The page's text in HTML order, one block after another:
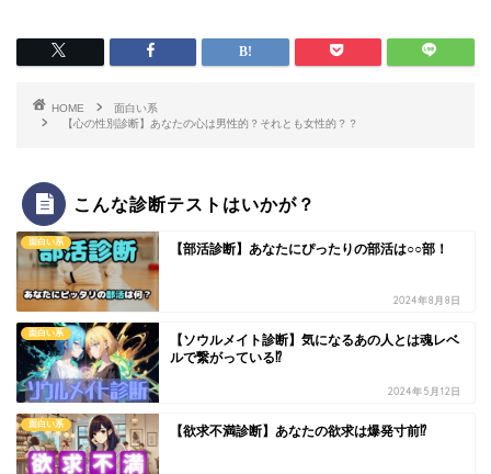
HOME
面白い系
【心の性別診断】あなたの心は男性的？それとも女性的？？
こんな診断テストはいかが？
面白い系 【部活診断】あなたにぴったりの部活は○○部！
2024年8月8日
面白い系
【ソウルメイト診断】気になるあの人とは魂レベ
ルで繋がっている⁉
2024年5月12日
面白い系 【欲求不満診断】あなたの欲求は爆発寸前⁉